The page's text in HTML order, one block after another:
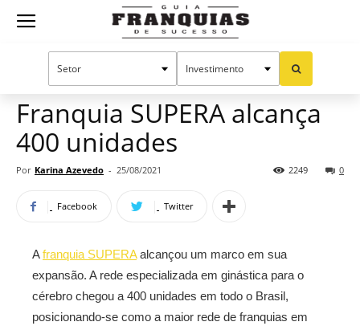
Guia
Mercado de franquias
Franquia SUPERA alcança
400 unidades
Por Karina Azevedo - 25/08/2021 0
2249
Facebook Twitter
Afranquia SUPERAalcançou um marco em sua
expansão. A rede especializada em ginástica para o
cérebro chegou a 400 unidades em todo o Brasil,
posicionando-se como a maior rede de franquias em